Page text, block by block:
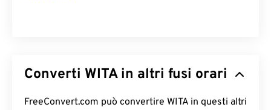
Converti WITA in altri fusi orari
FreeConvert.com può convertire WITA in questi altri